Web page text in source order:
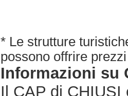
* Le strutture
possono offrire
Informazioni su
Il CAP di